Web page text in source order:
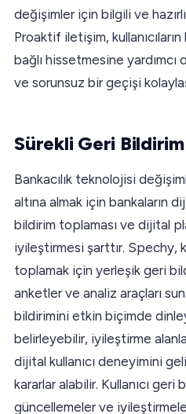
değişimler için bilgili ve
Proaktif iletişim,
bağlı hissetmesine yardımcı
ve sorunsuz bir geçişi
Sürekli Geri
Bankacılık teknolojisi
altına almak için bankaların
bildirim toplaması ve dijital
iyileştirmesi şarttır. Spechy,
toplamak için yerleşik geri
anketler ve analiz araçları
bildirimini etkin biçimde
belirleyebilir, iyileştirme
dijital kullanıcı deneyimini
kararlar alabilir. Kullanıcı geri
güncellemeler ve